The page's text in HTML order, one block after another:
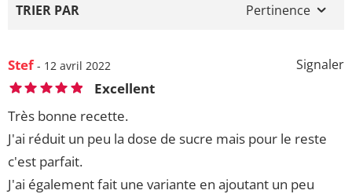
TRIER PAR Pertinence
Signaler
Stef- 12 avril 2022
Excellent
Très bonne recette.
J'ai réduit un peu la dose de sucre mais pour le reste
c'est parfait.
J'ai également fait une variante en ajoutant un peu